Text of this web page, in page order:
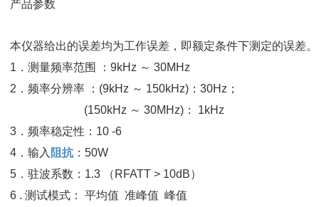
产品参数
本仪器给出的误差均为工作误差，即额定条件下测定的误差。
1．测量频率范围 ：9kHz ～ 30MHz
2．频率分辨率 ：(9kHz ～ 150kHz)：30Hz；
(150kHz ～ 30MHz)： 1kHz
3．频率稳定性：10 -6
4．输入 阻抗：50W
5．驻波系数：1.3 （RFATT > 10dB）
6 . 测试模式： 平均值 准峰值 峰值